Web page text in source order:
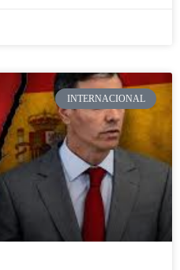
INTERNACIONAL